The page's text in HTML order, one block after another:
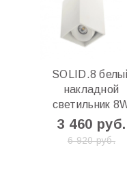
SOLID.8
накладной
светильник
3 460 руб.
6 920 руб.